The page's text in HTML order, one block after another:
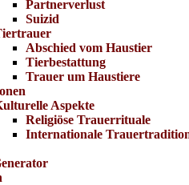
Partnerverlust
Suizid
Abschied vom Haustier
Tierbestattung
Trauer um Haustiere
Aspekte
Religiöse Trauerrituale
Internationale